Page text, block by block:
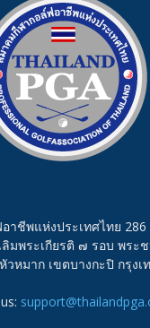
าชีพแห่งประเทศไทย 286
ลิมพระเกียรติ ๗ รอบ พระ
หมาก เขตบางกะปิ กรุงเ